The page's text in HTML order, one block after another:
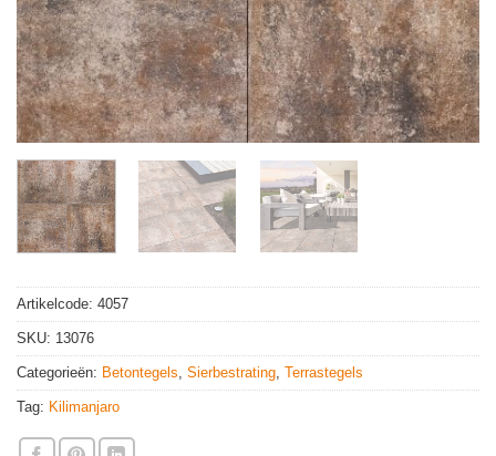
Artikelcode: 4057
SKU: 13076
Categorieën: Betontegels Sierbestrating Terrastegels
Tag: Kilimanjaro